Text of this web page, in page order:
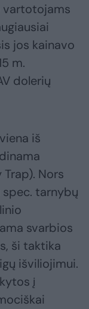
vartotojams
jos kainavo
m.
dolerių
iš
Trap). Nors
tarnybų
svarbios
ši taktika
išviliojimui.
į